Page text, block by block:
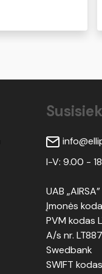
I-V: 9.00 -
UAB „AIRSA”
Įmonės
PVM kodas
A/s nr.
Swedbank
SWIFT